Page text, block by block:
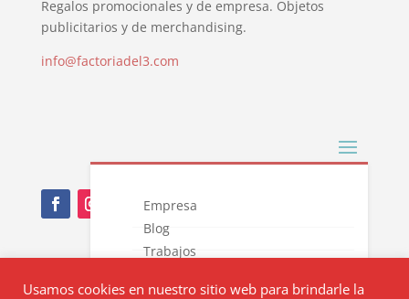
Regalos promocionales y de empresa. Objetos
publicitarios y de merchandising.
info@factoriadel3.com
Empresa
Blog
Trabajos
Nota Legal
Usamos cookies en nuestro sitio web para brindarle la